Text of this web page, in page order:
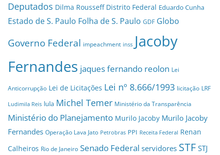
Deputados Dilma Rousseff Distrito Federal Eduardo Cunha
Estado de S. Paulo Folha de S. Paulo GDF Globo
Governo Federal impeachment inss Jacoby
Fernandes jaques fernando reolon Lei
Anticorrupção Lei de Licitações Lei nº 8.666/1993 licitação LRF
Ludimila Reis lula Michel Temer Ministério da Transparência
Ministério do Planejamento Murilo Jacoby Murilo Jacoby
Fernandes Operação Lava Jato Petrobras PPI Receita Federal Renan
Calheiros Rio de Janeiro Senado Federal servidores STF STJ